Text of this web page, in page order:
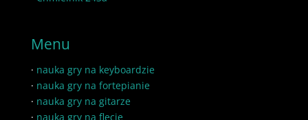
Menu
· nauka gry na keyboardzie
· nauka gry na fortepianie
· nauka gry na gitarze
· nauka gry na flecie